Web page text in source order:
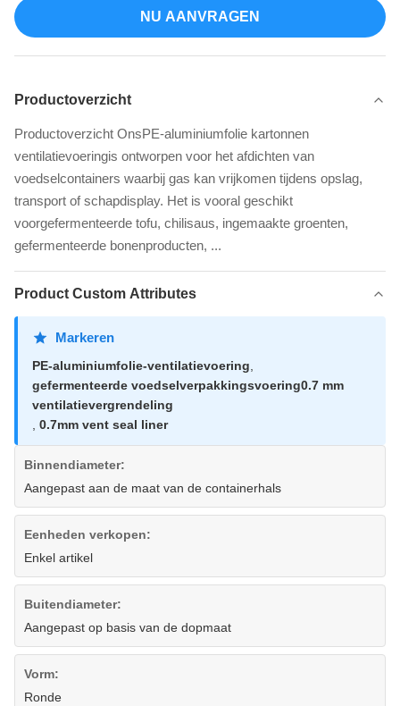
NU AANVRAGEN
Productoverzicht
Productoverzicht OnsPE-aluminiumfolie kartonnen
ventilatievoeringis ontworpen voor het afdichten van
voedselcontainers waarbij gas kan vrijkomen tijdens opslag,
transport of schapdisplay. Het is vooral geschikt
voorgefermenteerde tofu, chilisaus, ingemaakte groenten,
gefermenteerde bonenproducten, ...
Product Custom Attributes
Markeren
PE-aluminiumfolie-ventilatievoering,
gefermenteerde voedselverpakkingsvoering0.7 mm
ventilatievergrendeling
, 0.7mm vent seal liner
Binnendiameter:
Aangepast aan de maat van de containerhals
Eenheden verkopen:
Enkel artikel
Buitendiameter:
Aangepast op basis van de dopmaat
Vorm:
Ronde